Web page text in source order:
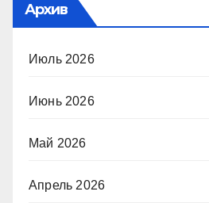
Архив
Июль 2026
Июнь 2026
Май 2026
Апрель 2026